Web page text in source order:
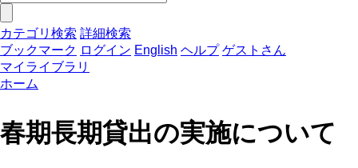
カテゴリ検索 詳細検索
ブックマーク ログイン English ヘルプ ゲストさん
マイライブラリ
ホーム
春期長期貸出の実施について